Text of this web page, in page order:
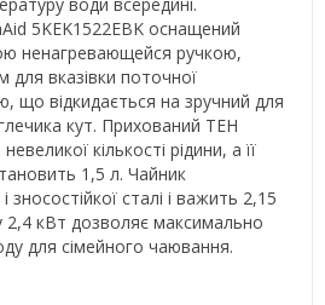
5KEK1522EBK оснащений
ненагревающейся ручкою,
вказівки поточної
що відкидається на зручний для
кут. Прихований ТЕН
кількості рідини, а її
1,5 л. Чайник
зносостійкої сталі і важить 2,15
2,4 кВт дозволяє максимально
для сімейного чаювання.